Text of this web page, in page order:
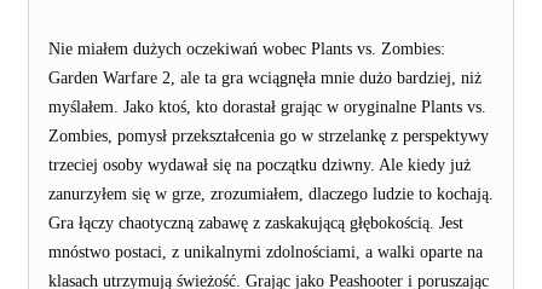
Nie miałem dużych oczekiwań wobec Plants vs. Zombies:
Garden Warfare 2, ale ta gra wciągnęła mnie dużo bardziej, niż
myślałem. Jako ktoś, kto dorastał grając w oryginalne Plants vs.
Zombies, pomysł przekształcenia go w strzelankę z perspektywy
trzeciej osoby wydawał się na początku dziwny. Ale kiedy już
zanurzyłem się w grze, zrozumiałem, dlaczego ludzie to kochają.
Gra łączy chaotyczną zabawę z zaskakującą głębokością. Jest
mnóstwo postaci, z unikalnymi zdolnościami, a walki oparte na
klasach utrzymują świeżość. Grając jako Peashooter i poruszając